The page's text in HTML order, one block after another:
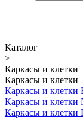
Каталог
>
Каркасы и клетки
Каркасы и клетки
Каркасы и клетки
Каркасы и клетки
Каркасы и клетки